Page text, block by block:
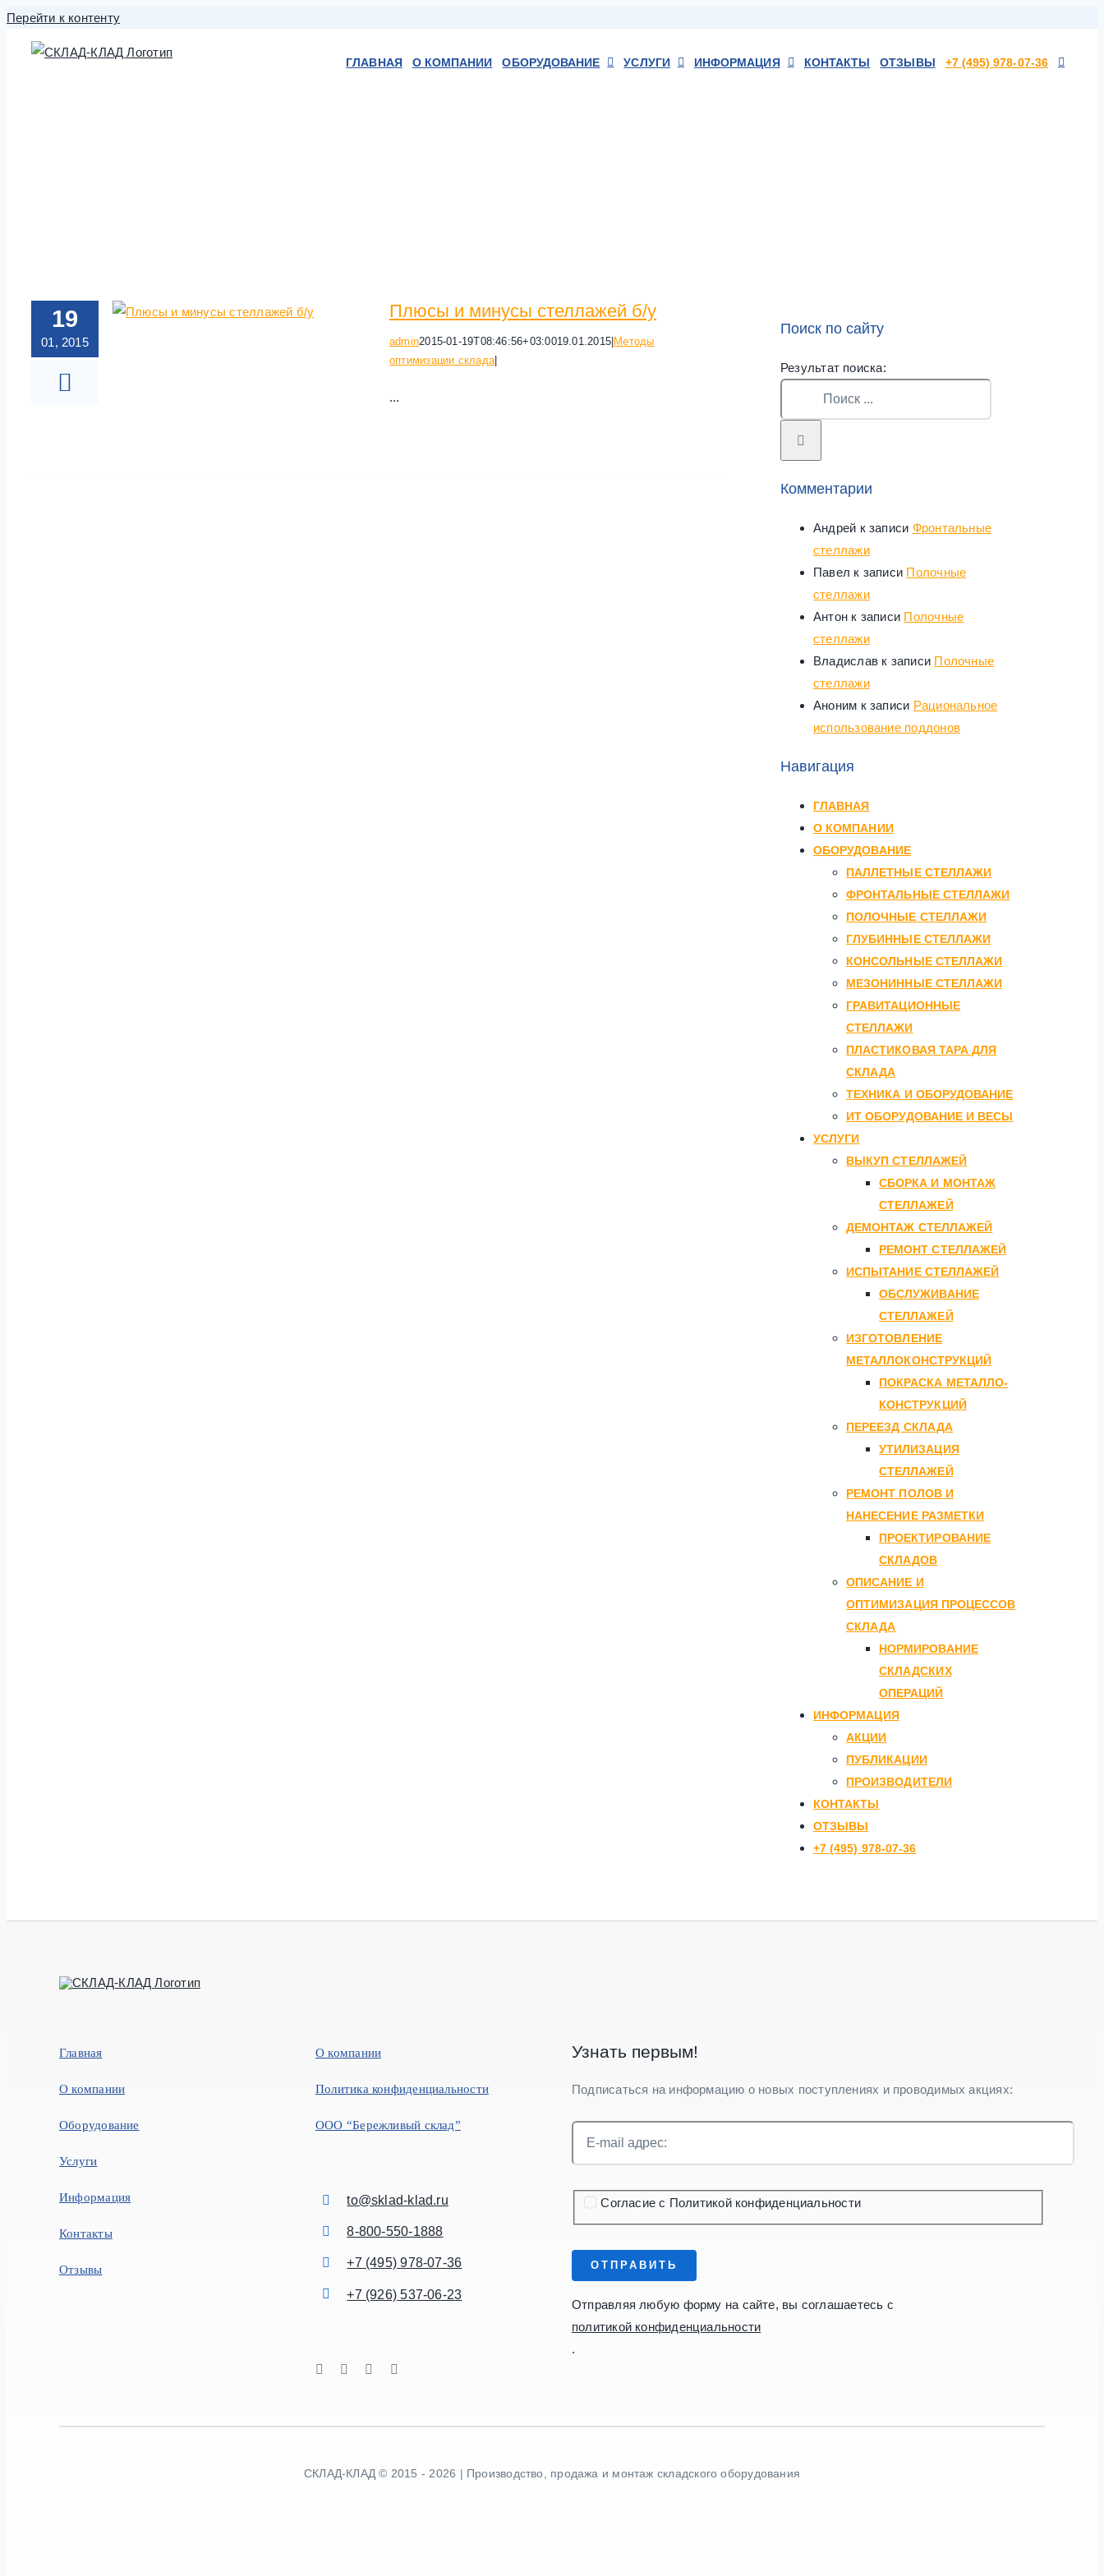
Перейти к контенту
ГЛАВНАЯ О КОМПАНИИ ОБОРУДОВАНИЕ УСЛУГИ ИНФОРМАЦИЯ КОНТАКТЫ ОТЗЫВЫ +7 (495) 978-07-36
19
01, 2015
Плюсы и минусы стеллажей б/у
admin2015-01-19T08:46:56+03:0019.01.2015 Методы
оптимизации склада|
...
Поиск по сайту
Результат поиска:
Комментарии
Андрей к записи Фронтальные
стеллажи
Павел к записи Полочные
стеллажи
Антон к записи Полочные
стеллажи
Владислав к записи Полочные
стеллажи
Аноним к записи Рациональное
использование поддонов
Навигация
ГЛАВНАЯ
О КОМПАНИИ
ОБОРУДОВАНИЕ
ПАЛЛЕТНЫЕ СТЕЛЛАЖИ
ФРОНТАЛЬНЫЕ СТЕЛЛАЖИ
ПОЛОЧНЫЕ СТЕЛЛАЖИ
ГЛУБИННЫЕ СТЕЛЛАЖИ
КОНСОЛЬНЫЕ СТЕЛЛАЖИ
МЕЗОНИННЫЕ СТЕЛЛАЖИ
ГРАВИТАЦИОННЫЕ
СТЕЛЛАЖИ
ПЛАСТИКОВАЯ ТАРА ДЛЯ
СКЛАДА
ТЕХНИКА И ОБОРУДОВАНИЕ
ИТ ОБОРУДОВАНИЕ И ВЕСЫ
УСЛУГИ
ВЫКУП СТЕЛЛАЖЕЙ
СБОРКА И МОНТАЖ
СТЕЛЛАЖЕЙ
ДЕМОНТАЖ СТЕЛЛАЖЕЙ
РЕМОНТ СТЕЛЛАЖЕЙ
ИСПЫТАНИЕ СТЕЛЛАЖЕЙ
ОБСЛУЖИВАНИЕ
СТЕЛЛАЖЕЙ
ИЗГОТОВЛЕНИЕ
МЕТАЛЛОКОНСТРУКЦИЙ
ПОКРАСКА МЕТАЛЛО-
КОНСТРУКЦИЙ
ПЕРЕЕЗД СКЛАДА
УТИЛИЗАЦИЯ
СТЕЛЛАЖЕЙ
РЕМОНТ ПОЛОВ И
НАНЕСЕНИЕ РАЗМЕТКИ
ПРОЕКТИРОВАНИЕ
СКЛАДОВ
ОПИСАНИЕ И
ОПТИМИЗАЦИЯ ПРОЦЕССОВ
СКЛАДА
НОРМИРОВАНИЕ
СКЛАДСКИХ
ОПЕРАЦИЙ
ИНФОРМАЦИЯ
АКЦИИ
ПУБЛИКАЦИИ
ПРОИЗВОДИТЕЛИ
КОНТАКТЫ
ОТЗЫВЫ
+7 (495) 978-07-36
Главная
О компании
Оборудование
Услуги
Информация
Контакты
Отзывы
О компании
Политика конфиденциальности
ООО “Бережливый склад”
to@sklad-klad.ru
8-800-550-1888
+7 (495) 978-07-36
+7 (926) 537-06-23
Узнать первым!
Подписаться на информацию о новых поступлениях и проводимых акциях:
Согласие с Политикой конфиденциальности
ОТПРАВИТЬ
Отправляя любую форму на сайте, вы соглашаетесь с
политикой конфиденциальности
.
СКЛАД-КЛАД © 2015 - 2026 | Производство, продажа и монтаж складского оборудования